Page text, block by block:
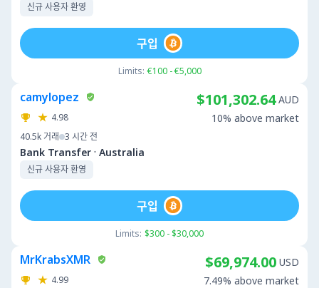
신규 사용자 환영
Limits: €100 - €5,000
구입
camylopez
4.98
40.5k 거래 3 시간 전
Bank Transfer · Australia
신규 사용자 환영
$101,302.64 AUD
10% above market
Limits: $300 - $30,000
구입
MrKrabsXMR
4.99
$69,974.00 USD
7.49% above market